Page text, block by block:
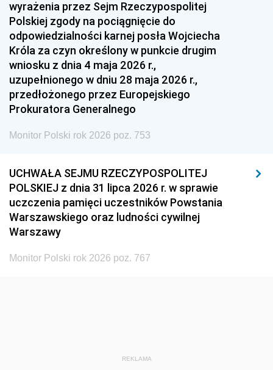
1951 1950 1949
1948 1947
1939 1938 1937
1936 1930
wyrażenia przez Sejm Rzeczypospolitej
Polskiej zgody na pociągnięcie do
odpowiedzialności karnej posła Wojciecha
Króla za czyn określony w punkcie drugim
wniosku z dnia 4 maja 2026 r.,
uzupełnionego w dniu 28 maja 2026 r.,
przedłożonego przez Europejskiego
Prokuratora Generalnego
Monitor Polski rok 2026 poz. 753
UCHWAŁA SEJMU RZECZYPOSPOLITEJ
POLSKIEJ z dnia 31 lipca 2026 r. w sprawie
uczczenia pamięci uczestników Powstania
Warszawskiego oraz ludności cywilnej
Warszawy
Monitor Polski rok 2026 poz. 767
REKLAMA